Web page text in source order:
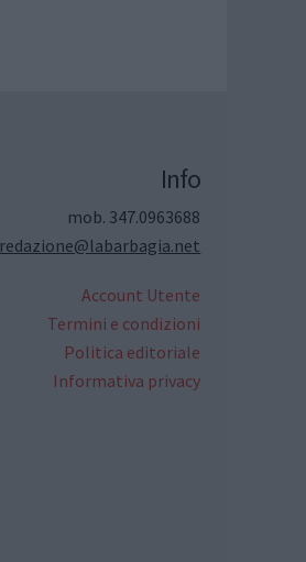
Info
mob. 347.0963688
redazione@labarbagia.net
Account Utente
Termini e condizioni
Politica editoriale
Informativa privacy